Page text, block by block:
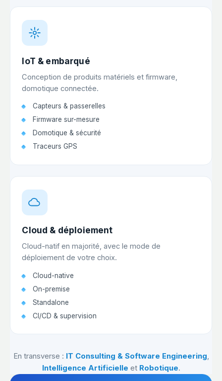
IoT & embarqué
Conception de produits matériels et firmware,
domotique connectée.
Capteurs & passerelles
Firmware sur-mesure
Domotique & sécurité
Traceurs GPS
Cloud & déploiement
Cloud-natif en majorité, avec le mode de
déploiement de votre choix.
Cloud-native
On-premise
Standalone
CI/CD & supervision
En transverse : IT Consulting & Software Engineering,
Intelligence Artificielle et Robotique.